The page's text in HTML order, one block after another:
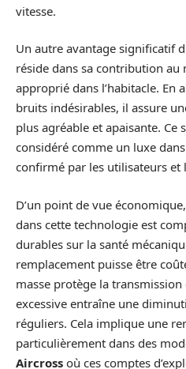
vitesse.
Un autre avantage significatif
réside dans sa contribution au
approprié dans l’habitacle. En
bruits indésirables, il assure
plus agréable et apaisante. Ce
considéré comme un luxe
confirmé par les utilisateurs et
D’un point de vue
dans cette technologie est
durables sur la santé
remplacement puisse être
masse protège la transmission
excessive entraîne une
réguliers. Cela implique une
particulièrement dans des
Aircross où ces comptes